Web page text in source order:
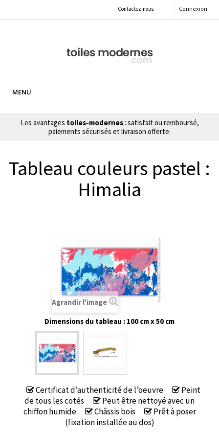
Connexion
Contactez-nous
MENU
Les avantages toiles-modernes: satisfait ou remboursé,
paiements sécurisés et livraison offerte.
Tableau couleurs pastel :
Himalia
Agrandir l'image
Dimensions du tableau : 100 cm x 50 cm
Certificat d’authenticité de l’oeuvre
Peint
de tous les cotés
Peut être nettoyé avec un
chiffon humide
Châssis bois
Prêt à poser
(fixation installée au dos)